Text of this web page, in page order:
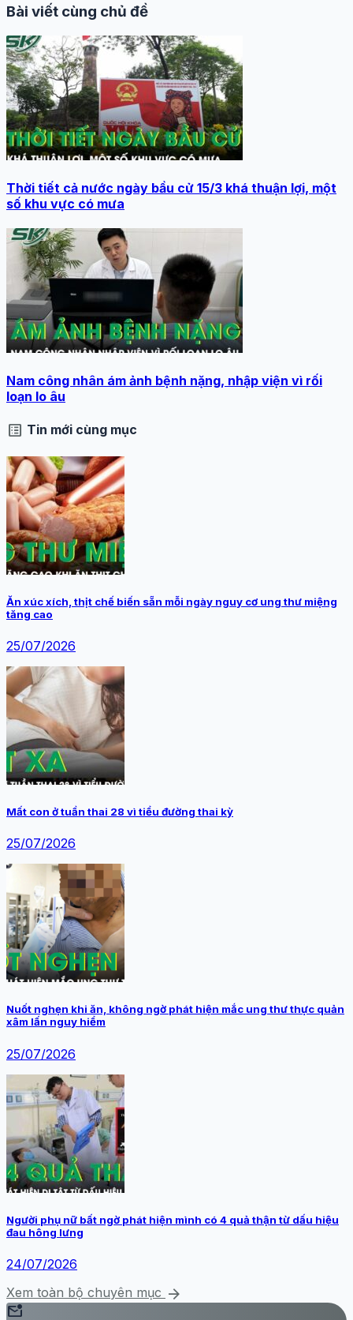
Bài viết cùng chủ đề
Thời tiết cả nước ngày bầu cử 15/3 khá thuận lợi, một
số khu vực có mưa
Nam công nhân ám ảnh bệnh nặng, nhập viện vì rối
loạn lo âu
list_alt Tin mới cùng mục
Ăn xúc xích, thịt chế biến sẵn mỗi ngày nguy cơ ung thư miệng
tăng cao
25/07/2026
Mất con ở tuần thai 28 vì tiểu đường thai kỳ
25/07/2026
Nuốt nghẹn khi ăn, không ngờ phát hiện mắc ung thư thực quản
xâm lấn nguy hiểm
25/07/2026
Người phụ nữ bất ngờ phát hiện mình có 4 quả thận từ dấu hiệu
đau hông lưng
24/07/2026
Xem toàn bộ chuyên mục arrow_forward
mark_email_unread